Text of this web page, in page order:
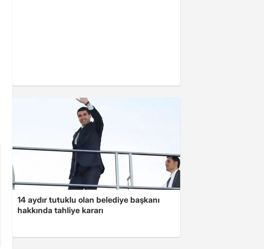
14 aydır tutuklu olan belediye başkanı
hakkında tahliye kararı